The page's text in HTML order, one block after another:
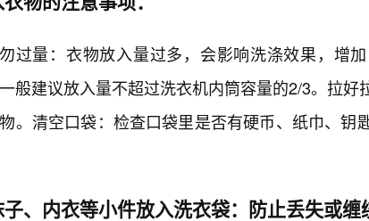
勿过量：衣物放入量过多，会影响洗涤效果，增
般建议放入量不超过洗衣机内筒容量的2/3。拉好
。清空口袋：检查口袋里是否有硬币、纸巾、钥
、内衣等小件放入洗衣袋：防止丢失或缠